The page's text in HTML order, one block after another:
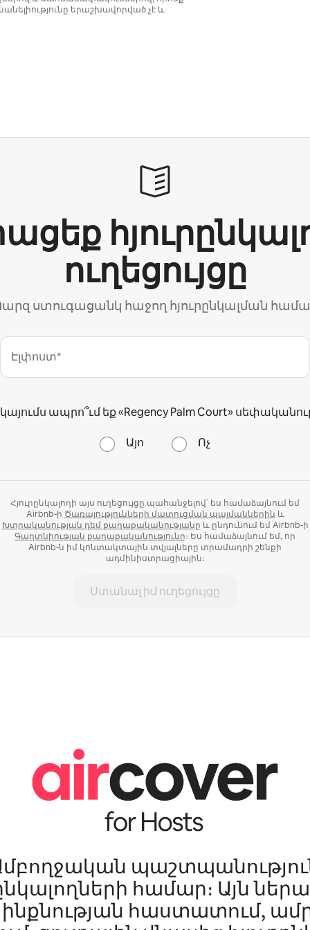
երաշխավորված չէ և
ուղեցույցը
ստուգացանկ հաջող հյուրընկալման
Էլփոստ*
ապրո՞ւմ եք «Regency Palm Court»
Այո Ոչ
Հյուրընկալողի այս ուղեցույցը պահանջելով՝ ես համաձայնում եմ
Airbnb-ի Ծառայությունների մատուցման պայմաններին և
Խտրականության դեմ քաղաքականությանը և ընդունում եմ Airbnb-ի
Գաղտնիության քաղաքականությունը։ Ես համաձայնում եմ, որ
Airbnb-ն իմ կոնտակտային տվյալները տրամադրի շենքի
ադմինիստրացիային։
Ստանալ իմ ուղեցույցը
համար։ Այն
ինքնության հաստատում,